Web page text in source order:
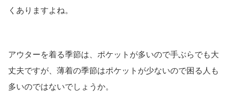
くありますよね。
アウターを着る季節は、ポケットが多いので手ぶらでも大
丈夫ですが、薄着の季節はポケットが少ないので困る人も
多いのではないでしょうか。